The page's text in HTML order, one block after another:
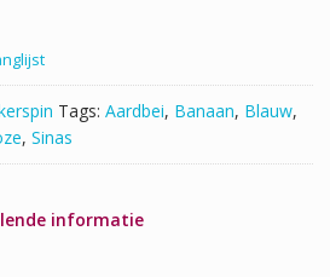
Tags: Aardbei, Banaan, Blauw,
, Sinas
informatie